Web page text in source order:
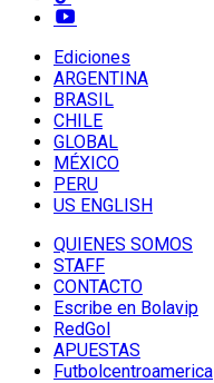
Ediciones
ARGENTINA
BRASIL
CHILE
GLOBAL
MÉXICO
PERU
US ENGLISH
QUIENES SOMOS
STAFF
CONTACTO
Escribe en Bolavip
RedGol
APUESTAS
Futbolcentroamerica